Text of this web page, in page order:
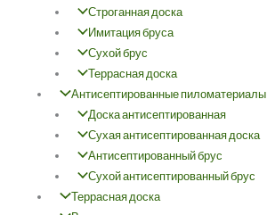
Строганная доска
Имитация бруса
Сухой брус
Террасная доска
Антисептированные пиломатериалы
Доска антисептированная
Сухая антисептированная доска
Антисептированный брус
Сухой антисептированный брус
Террасная доска